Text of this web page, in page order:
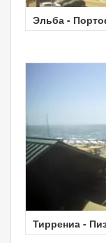
Эльба -
Тиррениа -